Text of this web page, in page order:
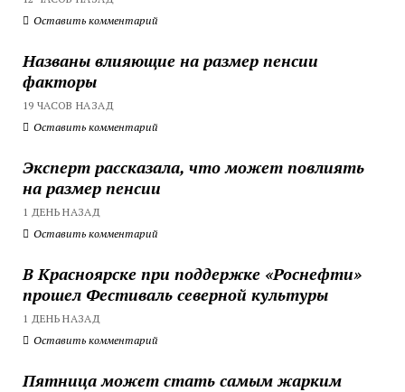
Оставить комментарий
Названы влияющие на размер пенсии
факторы
19 ЧАСОВ НАЗАД
Оставить комментарий
Эксперт рассказала, что может повлиять
на размер пенсии
1 ДЕНЬ НАЗАД
Оставить комментарий
В Красноярске при поддержке «Роснефти»
прошел Фестиваль северной культуры
1 ДЕНЬ НАЗАД
Оставить комментарий
Пятница может стать самым жарким